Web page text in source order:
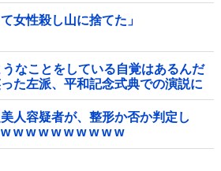
女性殺し山に捨てた」
なことをしている自覚はあるんだ
た左派、平和記念式典での演説に
人容疑者が、整形か否か判定し
w w w w w w w w w